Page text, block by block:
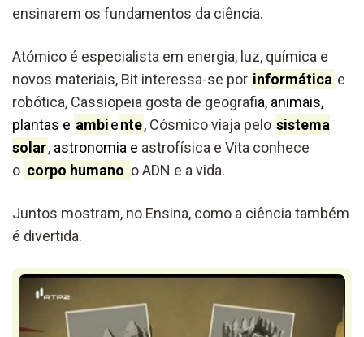
ensinarem os fundamentos da ciência.
Atómico é especialista em energia, luz, química e
novos materiais, Bit interessa-se por informática e
robótica, Cassiopeia gosta de geografia, animais,
plantas e ambiente, Cósmico viaja pelo sistema
solar, astronomia e astrofísica e Vita conhece
o corpo humano o ADN e a vida.
Juntos mostram, no Ensina, como a ciência também
é divertida.